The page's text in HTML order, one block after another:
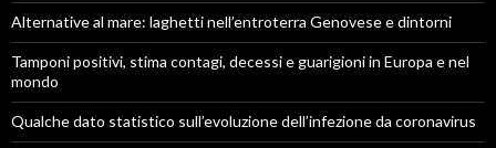
Alternative al mare: laghetti nell’entroterra Genovese e dintorni
Tamponi positivi, stima contagi, decessi e guarigioni in Europa e nel
mondo
Qualche dato statistico sull’evoluzione dell’infezione da coronavirus